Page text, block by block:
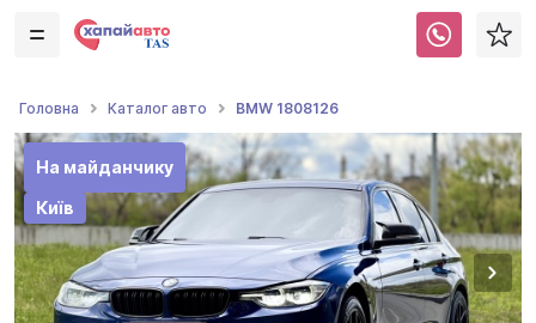
Головна Каталог авто BMW 1808126
На майданчику
Київ